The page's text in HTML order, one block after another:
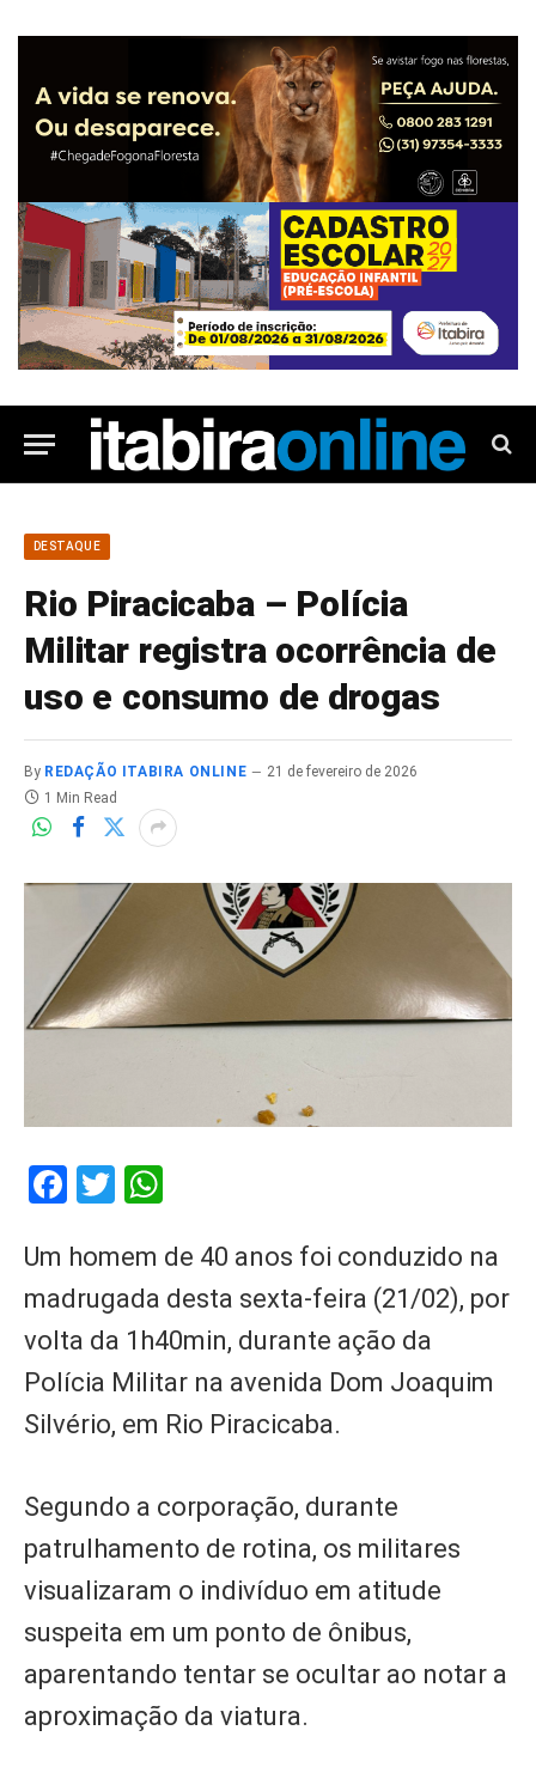
DESTAQUE
Rio Piracicaba – Polícia
Militar registra ocorrência de
uso e consumo de drogas
By REDAÇÃO ITABIRA ONLINE
21 de fevereiro de 2026
1 Min Read
Facebook
Twitter
Um homem de 40 anos foi conduzido na
madrugada desta sexta-feira (21/02), por
volta da 1h40min, durante ação da
Polícia Militar na avenida Dom Joaquim
Silvério, em Rio Piracicaba.
Segundo a corporação, durante
patrulhamento de rotina, os militares
visualizaram o indivíduo em atitude
suspeita em um ponto de ônibus,
aparentando tentar se ocultar ao notar a
aproximação da viatura.